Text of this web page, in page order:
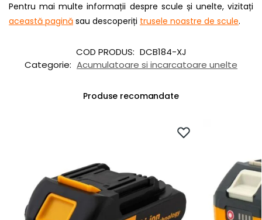
Pentru mai multe informații despre scule și unelte, vizitați
această pagină sau descoperiți trusele noastre de scule.
COD PRODUS: DCB184-XJ
Categorie: Acumulatoare si incarcatoare unelte
Produse recomandate